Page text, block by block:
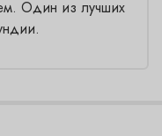
Один из лучших